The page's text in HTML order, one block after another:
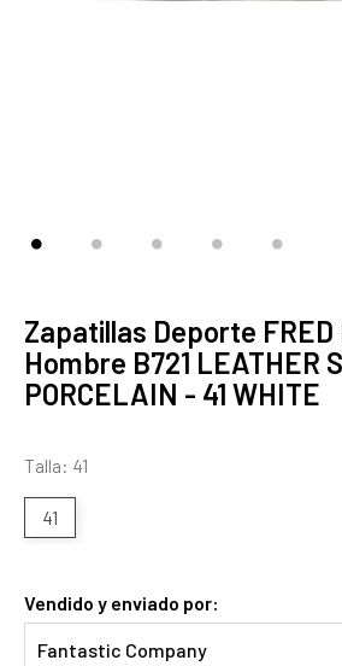
Zapatillas Deporte FRED
Hombre B721 LEATHER
PORCELAIN - 41 WHITE
Talla: 41
41
Vendido y enviado por:
Fantastic Company